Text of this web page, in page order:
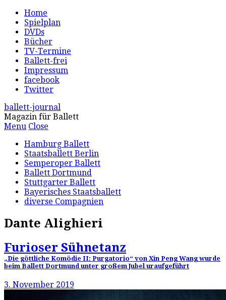
Home
Spielplan
DVDs
Bücher
TV-Termine
Ballett-frei
Impressum
facebook
Twitter
ballett-journal
Magazin für Ballett
Menu Close
Hamburg Ballett
Staatsballett Berlin
Semperoper Ballett
Ballett Dortmund
Stuttgarter Ballett
Bayerisches Staatsballett
diverse Compagnien
Dante Alighieri
Furioser Sühnetanz
„Die göttliche Komödie II: Purgatorio“ von Xin Peng Wang wurde
beim Ballett Dortmund unter großem Jubel uraufgeführt
3. November 2019